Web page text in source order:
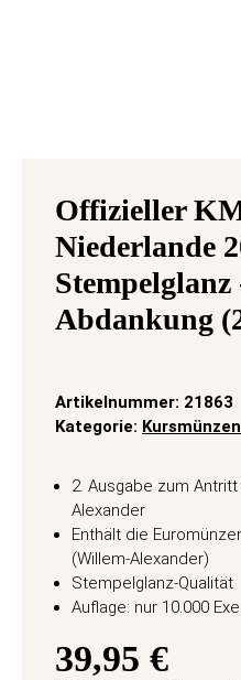
Offizieller
Niederlande
Stempelglanz
Abdankung
Artikelnummer: 21863
Kategorie:
2. Ausgabe zum
Alexander
Enthält die
(Willem-Alexander)
Stempelglanz-Qualität
Auflage: nur 10.000
39,95 €